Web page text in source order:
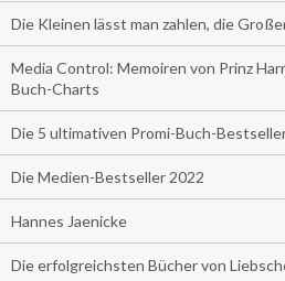
Die Kleinen lässt man zahlen, die
Media Control: Memoiren von Prinz
Buch-Charts
Die 5 ultimativen Promi-Buch-
Die Medien-Bestseller 2022
Hannes Jaenicke
Die erfolgreichsten Bücher von